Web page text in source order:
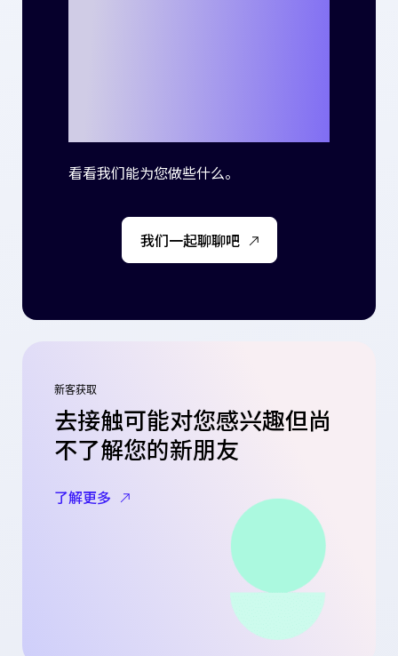
看看我们能为您做些什么。
我们一起聊聊吧
新客获取
去接触可能对您感兴趣但尚
不了解您的新朋友
了解更多